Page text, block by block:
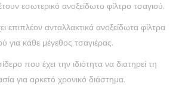
εσωτερικό ανοξείδωτο φίλτρο τσαγιού.
ανταλλακτικά ανοξείδωτα φίλτρα
για κάθε μέγεθος τσαγιέρας.
που έχει την ιδιότητα να διατηρεί τη
για αρκετό χρονικό διάστημα.